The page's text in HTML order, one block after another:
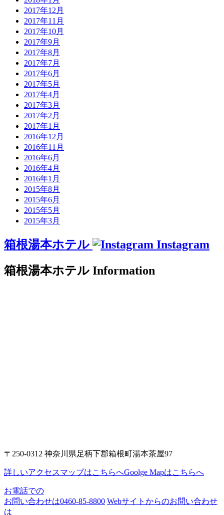
2017年12月
2017年11月
2017年10月
2017年9月
2017年8月
2017年7月
2017年6月
2017年5月
2017年4月
2017年3月
2017年2月
2017年1月
2016年12月
2016年11月
2016年6月
2016年4月
2016年1月
2015年8月
2015年6月
2015年5月
2015年3月
箱根湯本ホテル
Instagram
箱根湯本ホテル Information
〒250-0312 神奈川県足柄下郡箱根町湯本茶屋97
詳しいアクセスマップはこちらへGoolge Mapはこちらへ
お電話での
お問い合わせは0460-85-8800 Webサイトからのお問い合わせ
は